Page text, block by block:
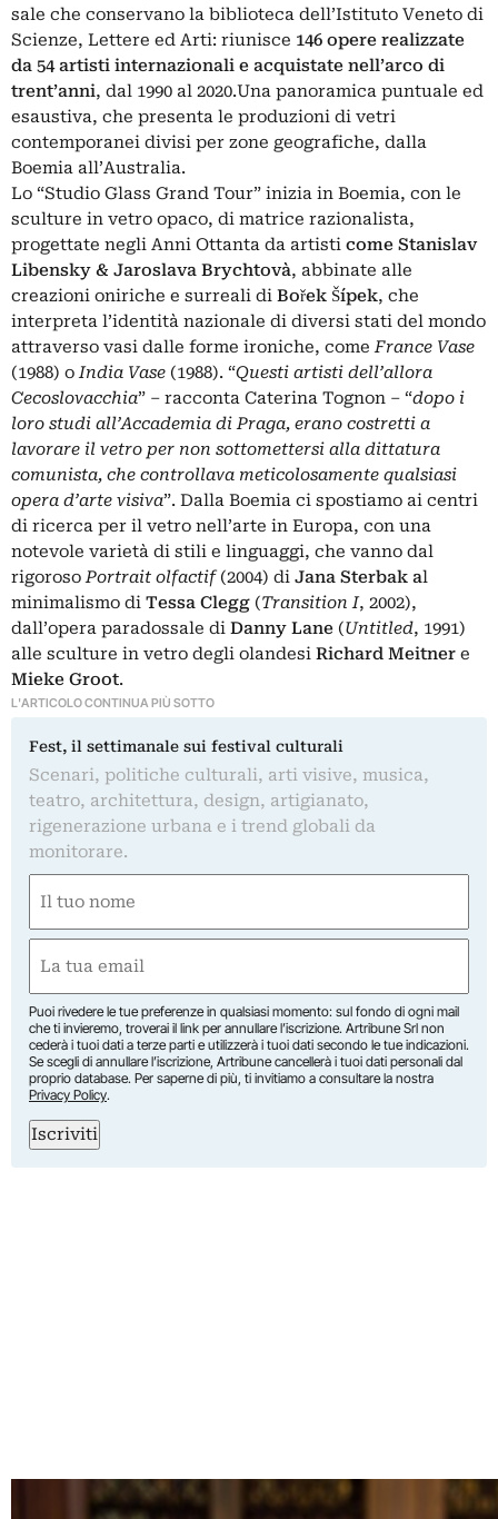
sale che conservano la biblioteca dell’Istituto Veneto di
Scienze, Lettere ed Arti: riunisce 146 opere realizzate
da 54 artisti internazionali e acquistate nell’arco di
trent’anni, dal 1990 al 2020.Una panoramica puntuale ed
esaustiva, che presenta le produzioni di vetri
contemporanei divisi per zone geografiche, dalla
Boemia all’Australia.
Lo “Studio Glass Grand Tour” inizia in Boemia, con le
sculture in vetro opaco, di matrice razionalista,
progettate negli Anni Ottanta da artisti come Stanislav
Libensky & Jaroslava Brychtovà, abbinate alle
creazioni oniriche e surreali di Bořek Šípek, che
interpreta l’identità nazionale di diversi stati del mondo
attraverso vasi dalle forme ironiche, comeFrance Vase
(1988) oIndia Vase (1988). “Questi artisti dell’allora
Cecoslovacchia” ‒ racconta Caterina Tognon ‒ “dopo i
loro studi all’Accademia di Praga, erano costretti a
lavorare il vetro per non sottomettersi alla dittatura
comunista, che controllava meticolosamente qualsiasi
opera d’arte visiva”. Dalla Boemia ci spostiamo ai centri
di ricerca per il vetro nell’arte in Europa, con una
notevole varietà di stili e linguaggi, che vanno dal
rigorosoPortrait olfactif(2004) di Jana Sterbak al
minimalismo di Tessa Clegg (Transition I, 2002),
dall’opera paradossale di Danny Lane (Untitled, 1991)
alle sculture in vetro degli olandesi Richard Meitner e
Mieke Groot.
L'ARTICOLO CONTINUA PIÙ SOTTO
Fest, il settimanale sui festival culturali
Scenari, politiche culturali, arti visive, musica,
teatro, architettura, design, artigianato,
rigenerazione urbana e i trend globali da
monitorare.
(Obbligatorio)
Nome
(Obbligatorio)
Puoi rivedere le tue preferenze in qualsiasi momento: sul fondo di ogni mail
che ti invieremo, troverai il link per annullare l’iscrizione. Artribune Srl non
cederà i tuoi dati a terze parti e utilizzerà i tuoi dati secondo le tue indicazioni.
Se scegli di annullare l’iscrizione, Artribune cancellerà i tuoi dati personali dal
proprio database. Per saperne di più, ti invitiamo a consultare la nostra
Privacy Policy.
Iscriviti